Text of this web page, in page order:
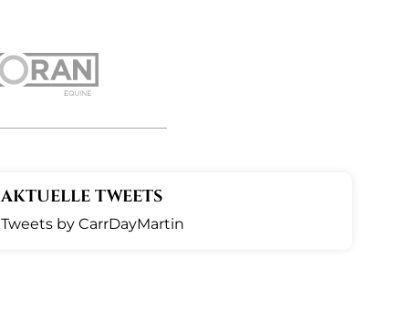
AKTUELLE TWEETS
Tweets by CarrDayMartin